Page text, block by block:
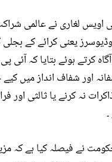
اویس لغاری نے عالمی
یعنی کرائے کے
کرتے ہوئے بتایا کہ آئی
اور شفاف انداز میں
نہ کرنے یا ثالثی اور
نے فیصلہ کیا ہے کہ